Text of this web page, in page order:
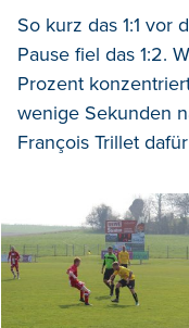
So kurz das 1:1 vor
Pause fiel das 1:2.
Prozent
wenige Sekunden
François Trillet